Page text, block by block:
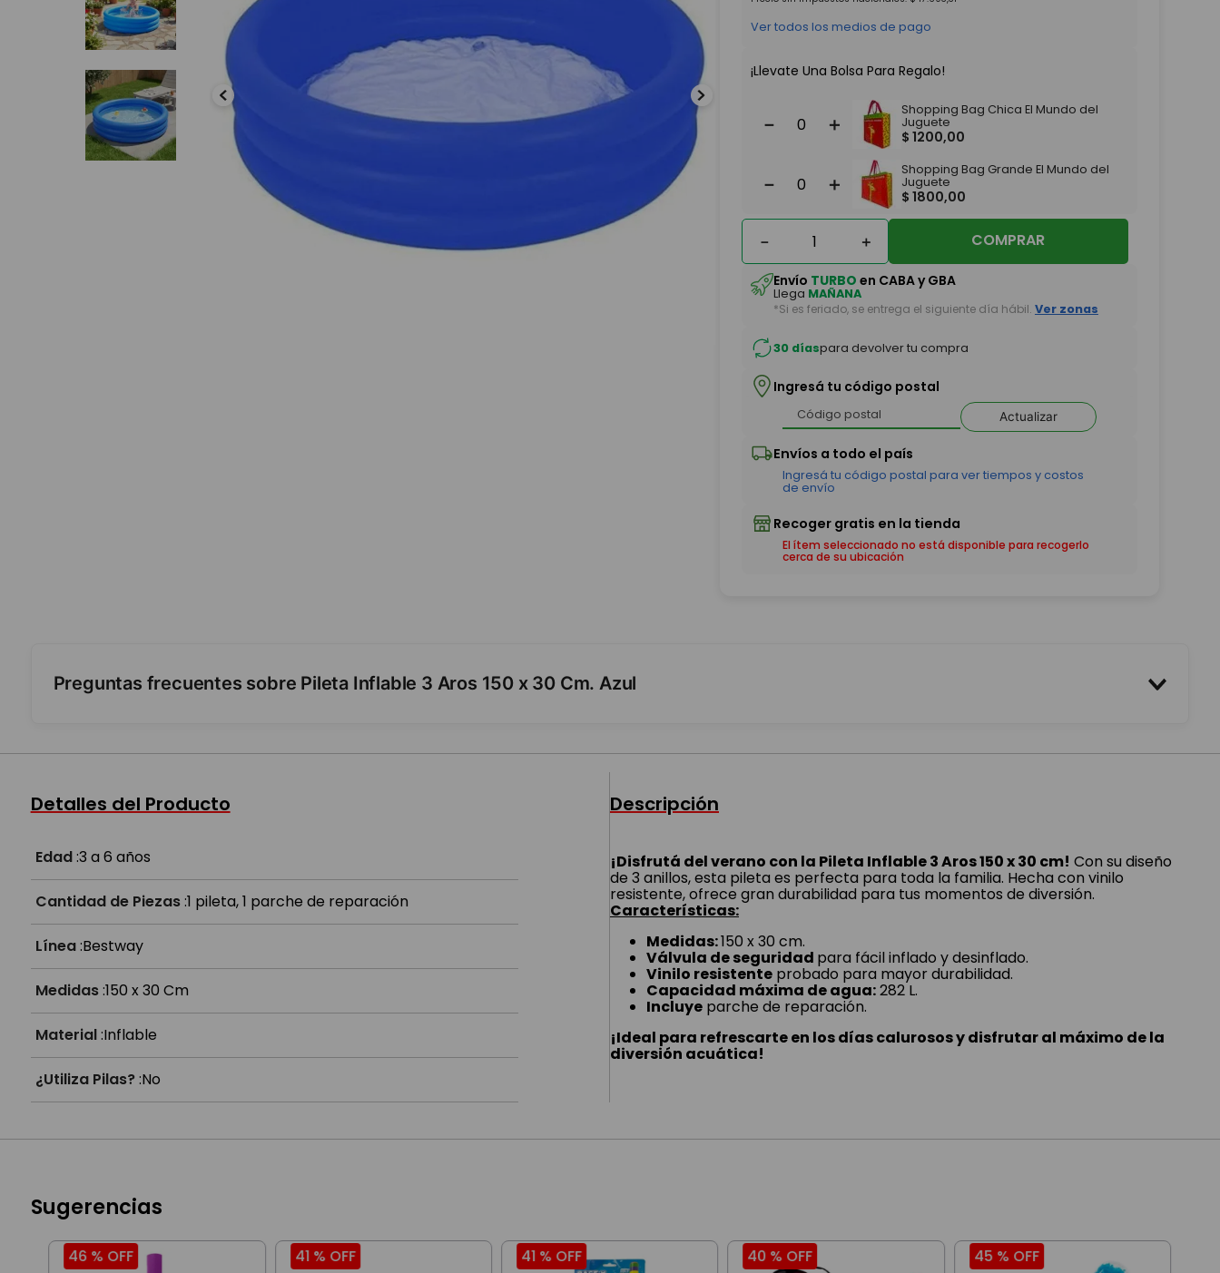
Ver todos los medios de pago
¡Llevate Una Bolsa Para Regalo!
＋
－
Shopping Bag Chica El Mundo del
Juguete
$ 1200,00
＋
－
Shopping Bag Grande El Mundo del
Juguete
$ 1800,00
＋
－ COMPRAR
Envío TURBO en CABA y GBA
Llega MAÑANA
*Si es feriado, se entrega el siguiente día hábil. Ver zonas
30 díaspara devolver tu compra
Ingresá tu código postal
Actualizar
El ítem seleccionado no está disponible para recogerlo
cerca de su ubicación
Preguntas frecuentes sobre Pileta Inflable 3 Aros 150 x 30 Cm. Azul
Detalles del Producto
Edad:3 a 6 años
Cantidad de Piezas:1 pileta, 1 parche de reparación
Línea:Bestway
Medidas:150 x 30 Cm
Material:Inflable
¿Utiliza Pilas?:No
Descripción
¡Disfrutá del verano con la Pileta Inflable 3 Aros 150 x 30 cm! Con su diseño
de 3 anillos, esta pileta es perfecta para toda la familia. Hecha con vinilo
resistente, ofrece gran durabilidad para tus momentos de diversión.
Características:
Medidas:150 x 30 cm.
Válvula de seguridad para fácil inflado y desinflado.
Vinilo resistente probado para mayor durabilidad.
Capacidad máxima de agua:282 L.
Incluye parche de reparación.
¡Ideal para refrescarte en los días calurosos y disfrutar al máximo de la
diversión acuática!
Sugerencias
46 % OFF 41 % OFF 41 % OFF 40 % OFF 45 % OFF